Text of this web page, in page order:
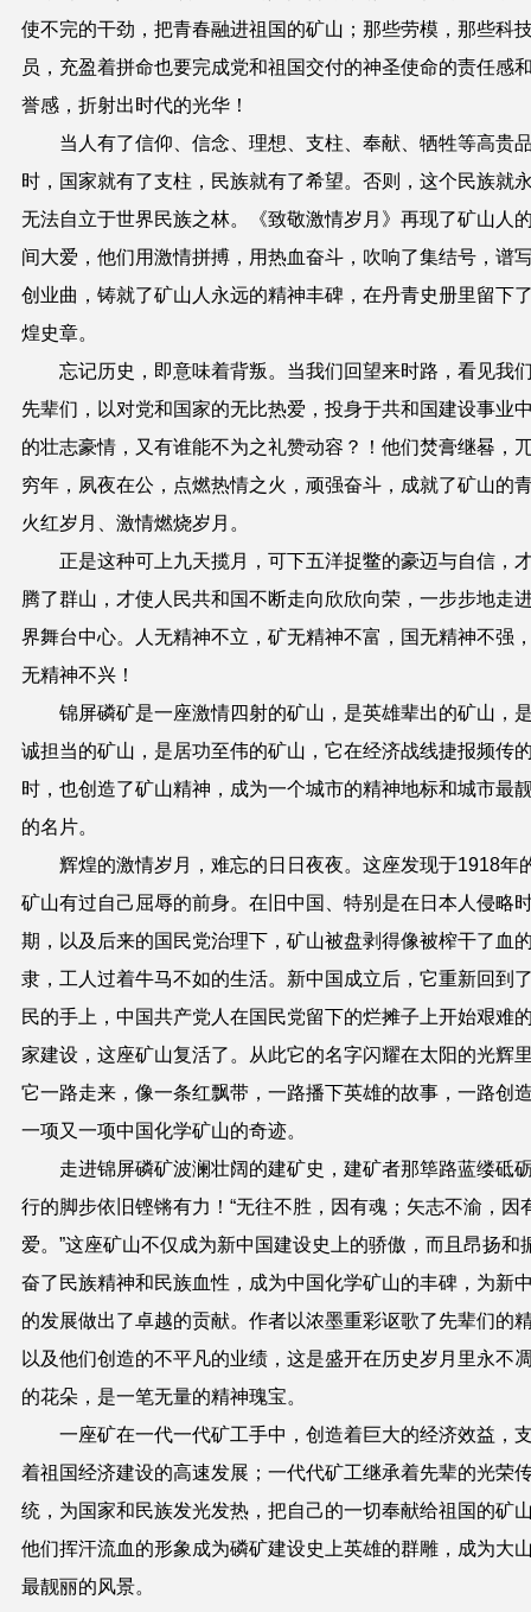
使不完的干劲，把青春融进祖国的矿山；那些劳模，那些科
员，充盈着拼命也要完成党和祖国交付的神圣使命的责任感
誉感，折射出时代的光华！
当人有了信仰、信念、理想、支柱、奉献、牺牲等高贵
时，国家就有了支柱，民族就有了希望。否则，这个民族就
无法自立于世界民族之林。《致敬激情岁月》再现了矿山人
间大爱，他们用激情拼搏，用热血奋斗，吹响了集结号，谱
创业曲，铸就了矿山人永远的精神丰碑，在丹青史册里留下
煌史章。
忘记历史，即意味着背叛。当我们回望来时路，看见我
先辈们，以对党和国家的无比热爱，投身于共和国建设事业
的壮志豪情，又有谁能不为之礼赞动容？！他们焚膏继晷，
穷年 ，夙夜在公，点燃热情之火，顽强奋斗，成就了矿山的
火红岁月、激情燃烧岁月。
正是这种可上九天揽月，可下五洋捉鳖的豪迈与自信，
腾了群山，才使人民共和国不断走向欣欣向荣，一步步地走
界舞台中心。人无精神不立，矿无精神不富，国无精神不强
无精神不兴！
锦屏磷矿是一座激情四射的矿山，是英雄辈出的矿山，
诚担当的矿山，是居功至伟的矿山，它在经济战线捷报频传
时，也创造了矿山精神，成为一个城市的精神地标和城市最
的名片。
辉煌的激情岁月，难忘的日日夜夜。这座发现于1918年
矿山有过自己屈辱的前身。在旧中国、特别是在日本人侵略
期，以及后来的国民党治理下，矿山被盘剥得像被榨干了血
隶，工人过着牛马不如的生活。新中国成立后，它重新回到
民的手上，中国共产党人在国民党留下的烂摊子上开始艰难
家建设，这座矿山复活了。从此它的名字闪耀在太阳的光辉
它一路走来，像一条红飘带，一路播下英雄的故事，一路创
一项又一项中国化学矿山的奇迹。
走进锦屏磷矿波澜壮阔的建矿史，建矿者那筚路蓝缕砥
行的脚步依旧铿锵有力！ “无往不胜，因有魂；矢志不渝，因
爱。 ”这座矿山不仅成为新中国建设史上的骄傲，而且昂扬和
奋了民族精神和民族血性，成为中国化学矿山的丰碑，为新
的发展做出了卓越的贡献。作者以浓墨重彩讴歌了先辈们的
以及他们创造的不平凡的业绩，这是盛开在历史岁月里永不
的花朵，是一笔无量的精神瑰宝。
一座矿在一代一代矿工手中，创造着巨大的经济效益，
着祖国经济建设的高速发展；一代代矿工继承着先辈的光荣
统，为国家和民族发光发热，把自己的一切奉献给祖国的矿
他们挥汗流血的形象成为磷矿建设史上英雄的群雕，成为大
最靓丽的风景。